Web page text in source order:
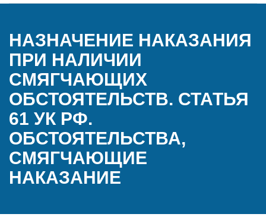
НАЗНАЧЕНИЕ НАКАЗАНИЯ
ПРИ НАЛИЧИИ
СМЯГЧАЮЩИХ
ОБСТОЯТЕЛЬСТВ. СТАТЬЯ
61 УК РФ.
ОБСТОЯТЕЛЬСТВА,
СМЯГЧАЮЩИЕ
НАКАЗАНИЕ